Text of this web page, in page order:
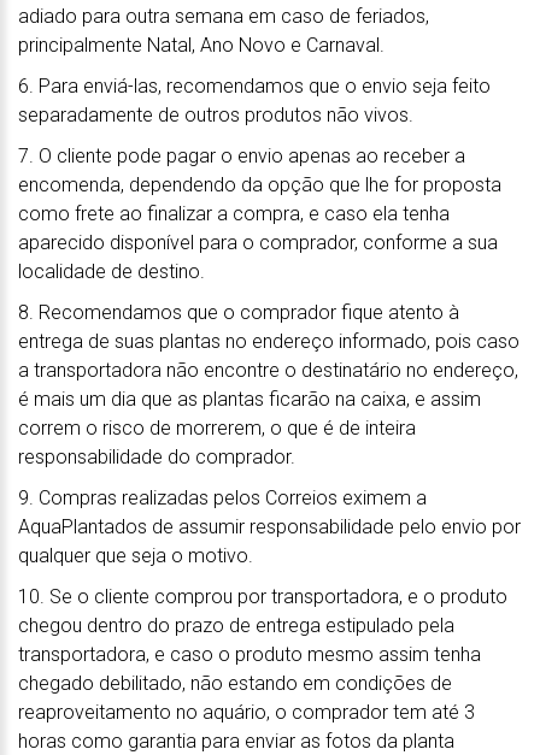
adiado para outra semana em caso de feriados,
principalmente Natal, Ano Novo e Carnaval.
6. Para enviá-las, recomendamos que o envio seja feito
separadamente de outros produtos não vivos.
7. O cliente pode pagar o envio apenas ao receber a
encomenda, dependendo da opção que lhe for proposta
como frete ao finalizar a compra, e caso ela tenha
aparecido disponível para o comprador, conforme a sua
localidade de destino.
8. Recomendamos que o comprador fique atento à
entrega de suas plantas no endereço informado, pois caso
a transportadora não encontre o destinatário no endereço,
é mais um dia que as plantas ficarão na caixa, e assim
correm o risco de morrerem, o que é de inteira
responsabilidade do comprador.
9. Compras realizadas pelos Correios eximem a
AquaPlantados de assumir responsabilidade pelo envio por
qualquer que seja o motivo.
10. Se o cliente comprou por transportadora, e o produto
chegou dentro do prazo de entrega estipulado pela
transportadora, e caso o produto mesmo assim tenha
chegado debilitado, não estando em condições de
reaproveitamento no aquário, o comprador tem até 3
horas como garantia para enviar as fotos da planta